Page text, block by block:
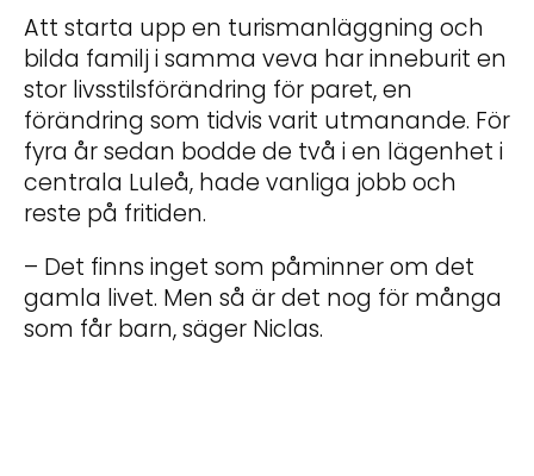
Att starta upp en turismanläggning och
bilda familj i samma veva har inneburit en
stor livsstilsförändring för paret, en
förändring som tidvis varit utmanande. För
fyra år sedan bodde de två i en lägenhet i
centrala Luleå, hade vanliga jobb och
reste på fritiden.
– Det finns inget som påminner om det
gamla livet. Men så är det nog för många
som får barn, säger Niclas.